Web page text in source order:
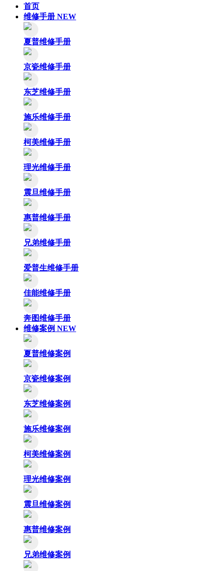
首页
维修手册 NEW
夏普维修手册
京瓷维修手册
东芝维修手册
施乐维修手册
柯美维修手册
理光维修手册
震旦维修手册
惠普维修手册
兄弟维修手册
爱普生维修手册
佳能维修手册
奔图维修手册
维修案例 NEW
夏普维修案例
京瓷维修案例
东芝维修案例
施乐维修案例
柯美维修案例
理光维修案例
震旦维修案例
惠普维修案例
兄弟维修案例